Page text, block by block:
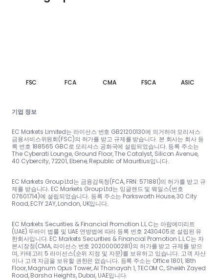
FSC FCA CMA FSCA ASIC
기업 정보
EC Markets Limited는 라이선스 번호 GB21200130에 의거하여 모리셔스
금융서비스위원회(FSC)의 허가를 받고 규제를 받습니다. 본 회사는 회사 등
록 번호 188565 GBC로 모리셔스 공화국에 설립되었습니다. 등록 주소는
The Cyberati Lounge, Ground Floor, The Catalyst, Silicon Avenue,
40 Cybercity, 72201, Ebene, Republic of Mauritius입니다.
EC Markets Group Ltd는 금융감독청(FCA, FRN: 571881)의 허가를 받고 규
제를 받습니다. EC Markets Group Ltd는 잉글랜드 및 웨일스(번호
07601714)에 설립되었습니다. 등록 주소는 Parksworth House, 30 City
Road, EC1Y 2AY, London, UK입니다.
EC Markets Securities & Financial Promotion L.L.C는 아랍에미리트
(UAE) 두바이 법률 및 UAE 연방법에 따라 등록 번호 2430405로 설립된 유
한회사입니다. EC Markets Securities & Financial Promotion L.L.C는 자
본시장청(CMA, 라이선스 번호 20200000281)의 허가를 받고 규제를 받으
며, 카테고리 5 라이선스(순위 지정 및 자문)를 보유하고 있습니다. 고객 자산
이나 고객 자금을 보유할 권한은 없습니다. 등록 주소는 Office 1801, 18th
Floor, Magnum Opus Tower, Al Thanayah 1, TECOM C, Sheikh Zayed
Road, Barsha Heights, Dubai, UAE입니다.